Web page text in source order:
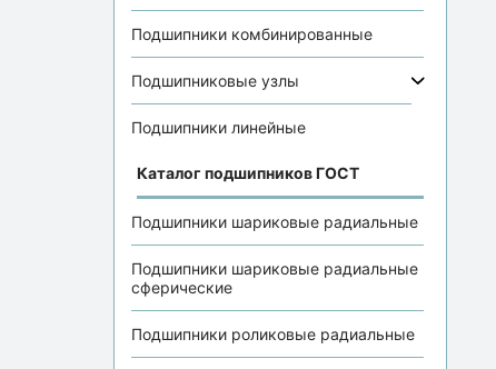
Подшипники комбинированные
Подшипниковые узлы
Подшипники линейные
Каталог подшипников ГОСТ
Подшипники шариковые радиальные
Подшипники шариковые радиальные
сферические
Подшипники роликовые радиальные